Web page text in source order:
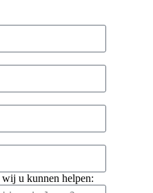
u kunnen helpen: